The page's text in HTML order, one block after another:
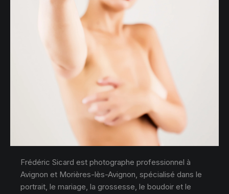
Frédéric Sicard est photographe professionnel à
Avignon et Morières-lès-Avignon, spécialisé dans le
portrait, le mariage, la grossesse, le boudoir et le